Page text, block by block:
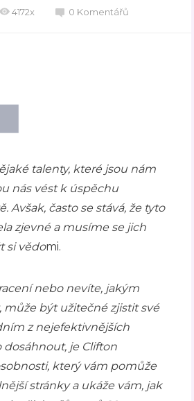
4172x 0 Komentářů
talenty, které jsou nám
nás vést k úspěchu
Avšak, často se stává, že tyto
zjevné a musíme se jich
si vědomi.
nebo nevíte, jakým
může být užitečné zjistit své
z nejefektivnějších
je Clifton
který vám pomůže
stránky a ukáže vám, jak